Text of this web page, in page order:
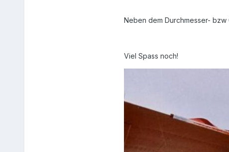
Neben dem Durchmesser- bzw
Viel Spass noch!